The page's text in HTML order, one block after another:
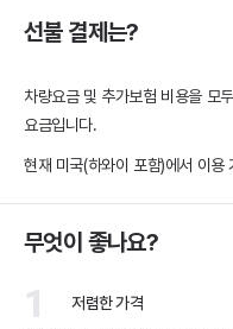
선불 결제는?
차량요금 및 추가보험 비용을 모
요금입니다.
현재 미국(하와이 포함)에서 이용
무엇이 좋나요?
1
저렴한 가격